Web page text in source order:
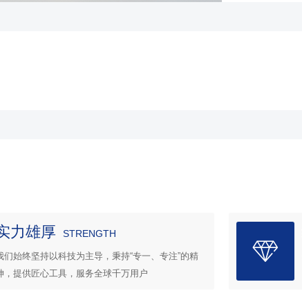
力雄厚 STRENGTH
们始终坚持以科技为主导，秉持“专一、专注”的精
，提供匠心工具，服务全球千万用户